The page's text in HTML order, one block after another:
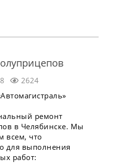
2624
ремонт
в Челябинске. Мы
всем, что
для выполнения
работ: